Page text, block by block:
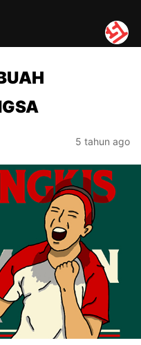
5 tahun ago